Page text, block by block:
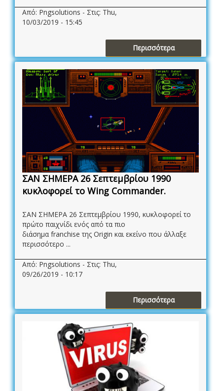
Από: Pngsolutions - Στις: Thu,
10/03/2019 - 15:45
Περισσότερα
ΣΑΝ ΣΗΜΕΡΑ 26 Σεπτεμβρίου 1990
κυκλοφορεί το Wing Commander.
ΣΑΝ ΣΗΜΕΡΑ 26 Σεπτεμβρίου 1990, κυκλοφορεί το
πρώτο παιχνίδι ενός από τα πιο
διάσημα franchise της Origin και εκείνο που άλλαξε
περισσότερο ...
Από: Pngsolutions - Στις: Thu,
09/26/2019 - 10:17
Περισσότερα